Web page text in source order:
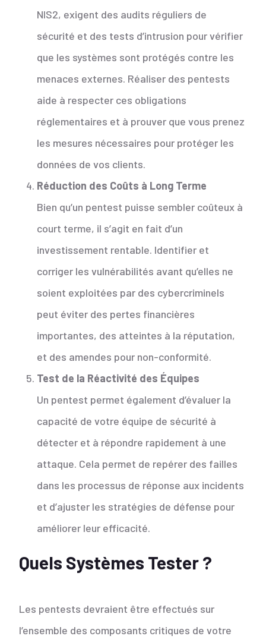
NIS2, exigent des audits réguliers de
sécurité et des tests d’intrusion pour vérifier
que les systèmes sont protégés contre les
menaces externes. Réaliser des pentests
aide à respecter ces obligations
réglementaires et à prouver que vous prenez
les mesures nécessaires pour protéger les
données de vos clients.
Réduction des Coûts à Long Terme
Bien qu’un pentest puisse sembler coûteux à
court terme, il s’agit en fait d’un
investissement rentable. Identifier et
corriger les vulnérabilités avant qu’elles ne
soient exploitées par des cybercriminels
peut éviter des pertes financières
importantes, des atteintes à la réputation,
et des amendes pour non-conformité.
Test de la Réactivité des Équipes
Un pentest permet également d’évaluer la
capacité de votre équipe de sécurité à
détecter et à répondre rapidement à une
attaque. Cela permet de repérer des failles
dans les processus de réponse aux incidents
et d’ajuster les stratégies de défense pour
améliorer leur efficacité.
Quels Systèmes Tester ?
Les pentests devraient être effectués sur
l’ensemble des composants critiques de votre